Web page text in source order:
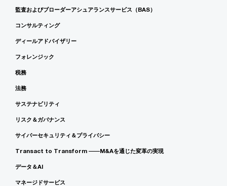
監査およびブローダーアシュアランスサービス（BAS）
コンサルティング
ディールアドバイザリー
フォレンジック
税務
法務
サステナビリティ
リスク＆ガバナンス
サイバーセキュリティ＆プライバシー
Transact to Transform ――M&Aを通じた変革の実現
データ＆AI
マネージドサービス